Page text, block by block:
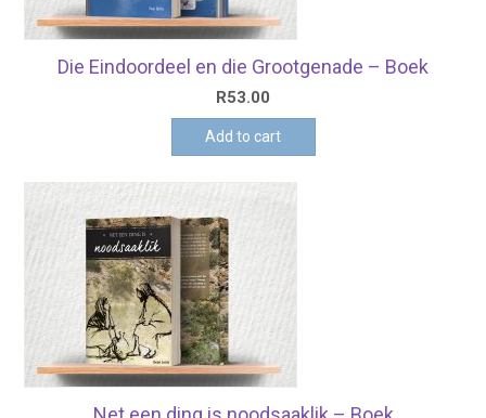
Die Eindoordeel en die Grootgenade – Boek
R53.00
Add to cart